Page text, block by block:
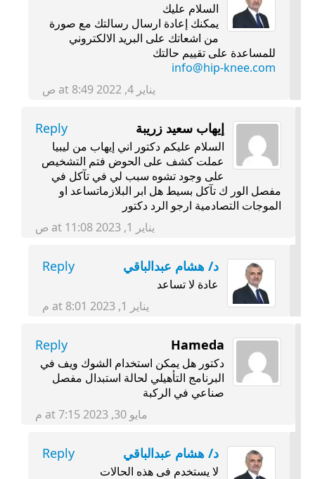
السلام عليك
يمكنك إعادة ارسال رسالتك مع صورة
من اشعاتك على البريد الالكتروني
للمساعدة على تقييم حالتك
info@hip-knee.com
يناير 4, 2022 at 8:49 ص
إيهاب سعيد زريبة Reply
السلام عليكم دكتور اني إيهاب من ليبيا
عملت كشف على الحوض فتم التشخيص
على وجود تشوه سبب لي في تآكل في
مفصل الور ك تآكل بسيط هل ابر البلازماتساعد او
الموجات التصادمية ارجو الرد دكتور
يناير 1, 2023 at 11:08 ص
د/ هشام عبدالباقي Reply
عادة لا تساعد
يناير 1, 2023 at 8:01 م
Hameda
Reply
دكتور هل يمكن استخدام الشوك ويف في
البرنامج التأهيلي لحالة استبدال مفصل
صناعي في الركبة
مايو 30, 2023 at 7:15 م
د/ هشام عبدالباقي Reply
لا يستخدم فى هذه الحالات